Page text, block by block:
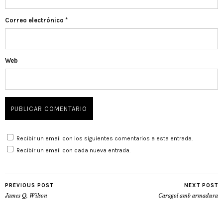
Correo electrónico *
Web
Recibir un email con los siguientes comentarios a esta entrada.
Recibir un email con cada nueva entrada.
PREVIOUS POST
James Q. Wilson
NEXT POST
Caragol amb armadura